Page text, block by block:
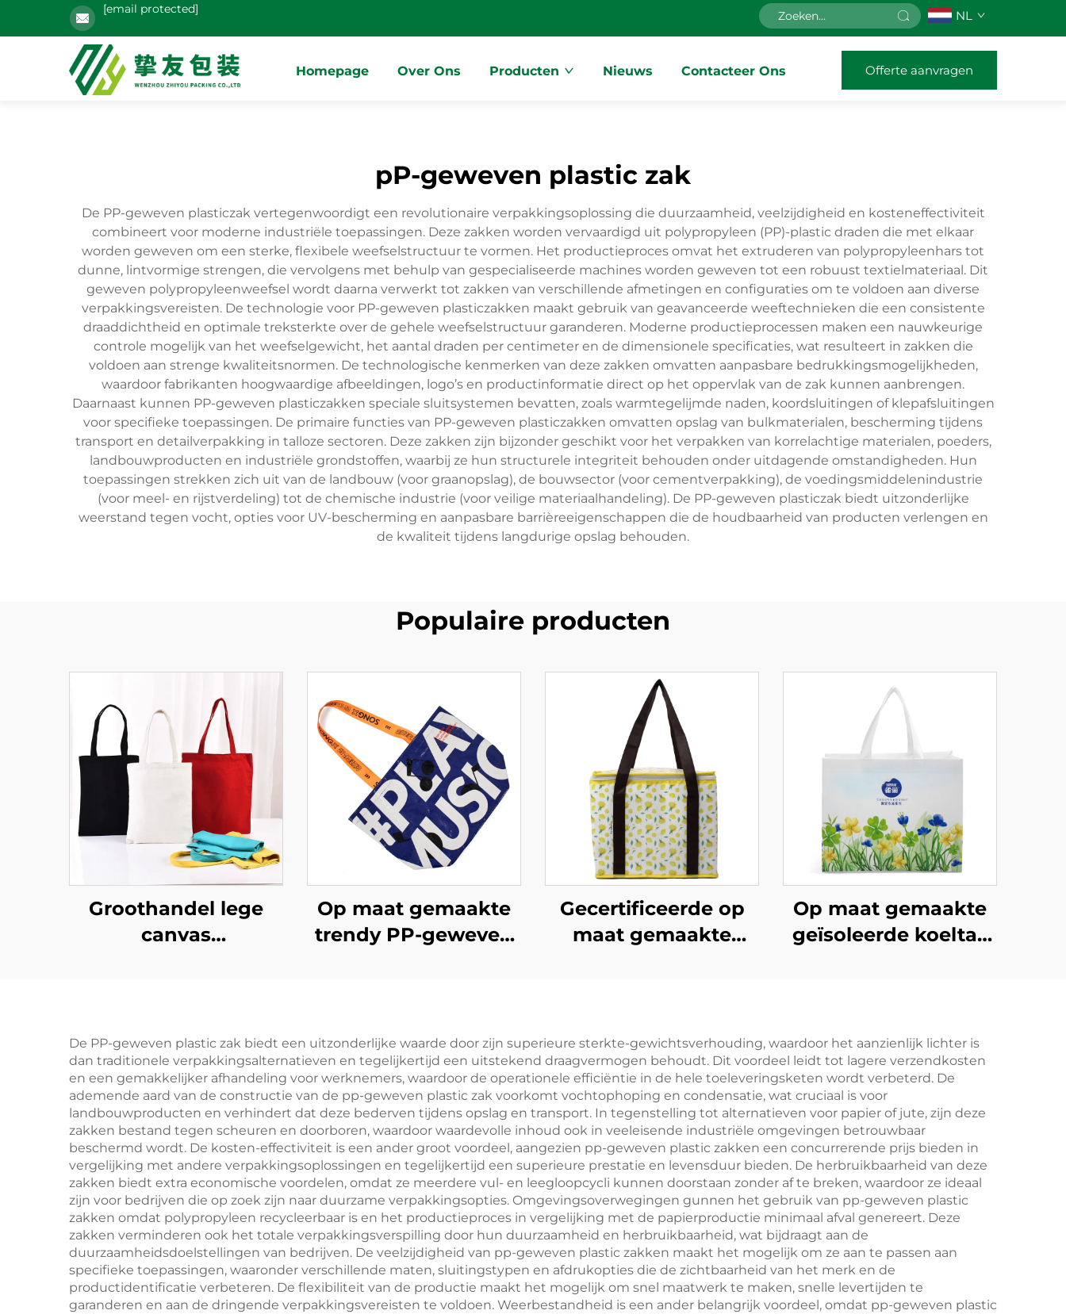
[email protected] NL
Homepage Over Ons Producten Nieuws Contacteer Ons Offerte aanvragen
pP-geweven plastic zak
De PP-geweven plasticzak vertegenwoordigt een revolutionaire verpakkingsoplossing die duurzaamheid, veelzijdigheid en kosteneffectiviteit
combineert voor moderne industriële toepassingen. Deze zakken worden vervaardigd uit polypropyleen (PP)-plastic draden die met elkaar
worden geweven om een sterke, flexibele weefselstructuur te vormen. Het productieproces omvat het extruderen van polypropyleenhars tot
dunne, lintvormige strengen, die vervolgens met behulp van gespecialiseerde machines worden geweven tot een robuust textielmateriaal. Dit
geweven polypropyleenweefsel wordt daarna verwerkt tot zakken van verschillende afmetingen en configuraties om te voldoen aan diverse
verpakkingsvereisten. De technologie voor PP-geweven plasticzakken maakt gebruik van geavanceerde weeftechnieken die een consistente
draaddichtheid en optimale treksterkte over de gehele weefselstructuur garanderen. Moderne productieprocessen maken een nauwkeurige
controle mogelijk van het weefselgewicht, het aantal draden per centimeter en de dimensionele specificaties, wat resulteert in zakken die
voldoen aan strenge kwaliteitsnormen. De technologische kenmerken van deze zakken omvatten aanpasbare bedrukkingsmogelijkheden,
waardoor fabrikanten hoogwaardige afbeeldingen, logo’s en productinformatie direct op het oppervlak van de zak kunnen aanbrengen.
Daarnaast kunnen PP-geweven plasticzakken speciale sluitsystemen bevatten, zoals warmtegelijmde naden, koordsluitingen of klepafsluitingen
voor specifieke toepassingen. De primaire functies van PP-geweven plasticzakken omvatten opslag van bulkmaterialen, bescherming tijdens
transport en detailverpakking in talloze sectoren. Deze zakken zijn bijzonder geschikt voor het verpakken van korrelachtige materialen, poeders,
landbouwproducten en industriële grondstoffen, waarbij ze hun structurele integriteit behouden onder uitdagende omstandigheden. Hun
toepassingen strekken zich uit van de landbouw (voor graanopslag), de bouwsector (voor cementverpakking), de voedingsmiddelenindustrie
(voor meel- en rijstverdeling) tot de chemische industrie (voor veilige materiaalhandeling). De PP-geweven plasticzak biedt uitzonderlijke
weerstand tegen vocht, opties voor UV-bescherming en aanpasbare barrièreeigenschappen die de houdbaarheid van producten verlengen en
de kwaliteit tijdens langdurige opslag behouden.
Populaire producten
Groothandel lege
canvas
(ODM/OEM)
Op maat gemaakte
trendy PP-geweven
merkactiveringen
Gecertificeerde op
maat gemaakte
voor zakelijke
cadeaus
Op maat gemaakte
geïsoleerde koeltas
stijlvolle thermotas
met vogel- en
bloemprint
De PP-geweven plastic zak biedt een uitzonderlijke waarde door zijn superieure sterkte-gewichtsverhouding, waardoor het aanzienlijk lichter is
dan traditionele verpakkingsalternatieven en tegelijkertijd een uitstekend draagvermogen behoudt. Dit voordeel leidt tot lagere verzendkosten
en een gemakkelijker afhandeling voor werknemers, waardoor de operationele efficiëntie in de hele toeleveringsketen wordt verbeterd. De
ademende aard van de constructie van de pp-geweven plastic zak voorkomt vochtophoping en condensatie, wat cruciaal is voor
landbouwproducten en verhindert dat deze bederven tijdens opslag en transport. In tegenstelling tot alternatieven voor papier of jute, zijn deze
zakken bestand tegen scheuren en doorboren, waardoor waardevolle inhoud ook in veeleisende industriële omgevingen betrouwbaar
beschermd wordt. De kosten-effectiviteit is een ander groot voordeel, aangezien pp-geweven plastic zakken een concurrerende prijs bieden in
vergelijking met andere verpakkingsoplossingen en tegelijkertijd een superieure prestatie en levensduur bieden. De herbruikbaarheid van deze
zakken biedt extra economische voordelen, omdat ze meerdere vul- en leegloopcycli kunnen doorstaan zonder af te breken, waardoor ze ideaal
zijn voor bedrijven die op zoek zijn naar duurzame verpakkingsopties. Omgevingsoverwegingen gunnen het gebruik van pp-geweven plastic
zakken omdat polypropyleen recycleerbaar is en het productieproces in vergelijking met de papierproductie minimaal afval genereert. Deze
zakken verminderen ook het totale verpakkingsverspilling door hun duurzaamheid en herbruikbaarheid, wat bijdraagt aan de
duurzaamheidsdoelstellingen van bedrijven. De veelzijdigheid van pp-geweven plastic zakken maakt het mogelijk om ze aan te passen aan
specifieke toepassingen, waaronder verschillende maten, sluitingstypen en afdrukopties die de zichtbaarheid van het merk en de
productidentificatie verbeteren. De flexibiliteit van de productie maakt het mogelijk om snel maatwerk te maken, snelle levertijden te
garanderen en aan de dringende verpakkingsvereisten te voldoen. Weerbestandheid is een ander belangrijk voordeel, omdat pp-geweven plastic